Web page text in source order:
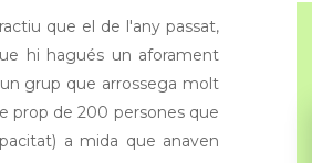
que el de l'any passat,
hi hagués un aforament
grup que arrossega molt
prop de 200 persones que
a mida que anaven